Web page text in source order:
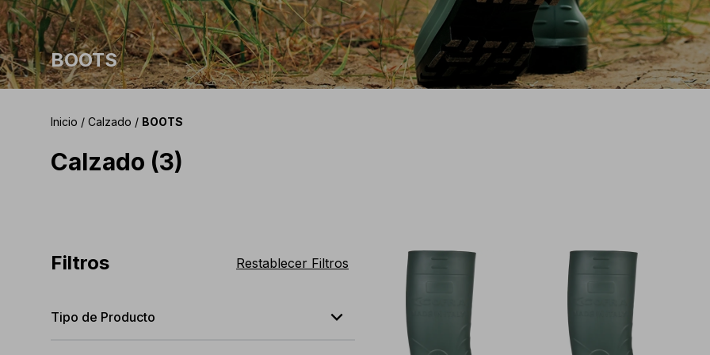
BOOTS
Inicio / Calzado / BOOTS
Calzado (3)
Filtros Restablecer Filtros
Tipo de Producto
expand_less